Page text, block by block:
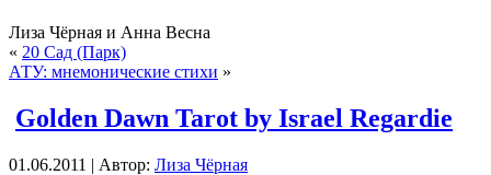
Лиза Чёрная и Анна Весна
« 20 Сад (Парк)
АТУ: мнемонические стихи »
Golden Dawn Tarot by Israel Regardie
01.06.2011 | Автор: Лиза Чёрная